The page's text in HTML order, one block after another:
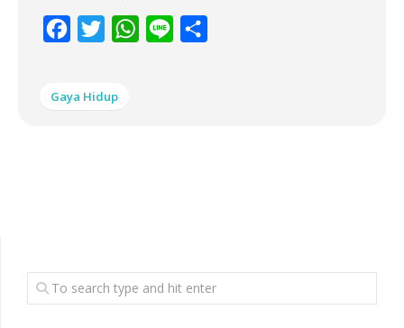
Facebook
Twitter WhatsApp
Line
Gaya Hidup